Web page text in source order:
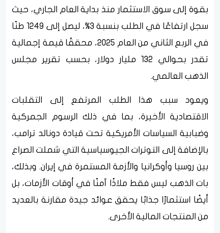
بقوة إلى سوق الاستثمار منذ بداية العام الجاري، حيث
سجل ارتفاعًا في الطلب بنسبة 3%، ليصل إلى 1249 طنًا
في الربع الثاني من العام 2025، محققًا قيمة إجمالية
تقدر بحوالي 132 مليار دولار، بحسب تقرير مجلس
الذهب العالمي.
ويعود سبب هذا الطلب المرتفع إلى التقلبات
الاقتصادية الأخيرة، بما في ذلك الرسوم الجمركية
وضبابية السياسات الأمريكية تحت قيادة دونالد ترامب،
بالإضافة إلى التوترات الجيوسياسية التي شملت الصراع
بين روسيا وأوكرانيا والأزمة المستمرة في إيران. وبذلك،
بات الذهب ليس فقط ملاذًا آمنًا في أوقات الأزمات، بل
أيضًا استثمارًا جذابًا يحقق عوائد جيدة مقارنة بالعديد
من المنتجات المالية الأخرى.